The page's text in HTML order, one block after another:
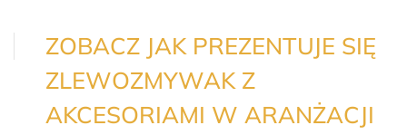
ZOBACZ JAK PREZENTUJE SIĘ
ZLEWOZMYWAK Z
AKCESORIAMI W ARANŻACJI